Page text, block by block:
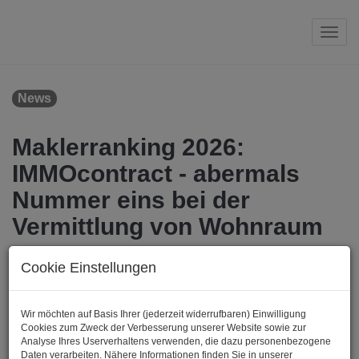
News
Maklerranking 2026:
IMMOcontract - abermals
Nummer eins bei der
Vermittlung von Wohnraum
Die österreichische Immobilienwirtschaft ist geprägt von
Dynamik, Wettbewerb und Unternehmen, die mit Kompetenz
und Innovationskraft neue Maßstäbe setzen. Orientierung
innerhalb dieser vielfältigen Branche bietet das jährlich
veröffentlichte Maklerranking des Immobilienmagazins, das seit
Cookie Einstellungen
Wir möchten auf Basis Ihrer (jederzeit widerrufbaren) Einwilligung
Cookies zum Zweck der Verbesserung unserer Website sowie zur
Analyse Ihres Userverhaltens verwenden, die dazu personenbezogene
Daten verarbeiten. Nähere Informationen finden Sie in unserer